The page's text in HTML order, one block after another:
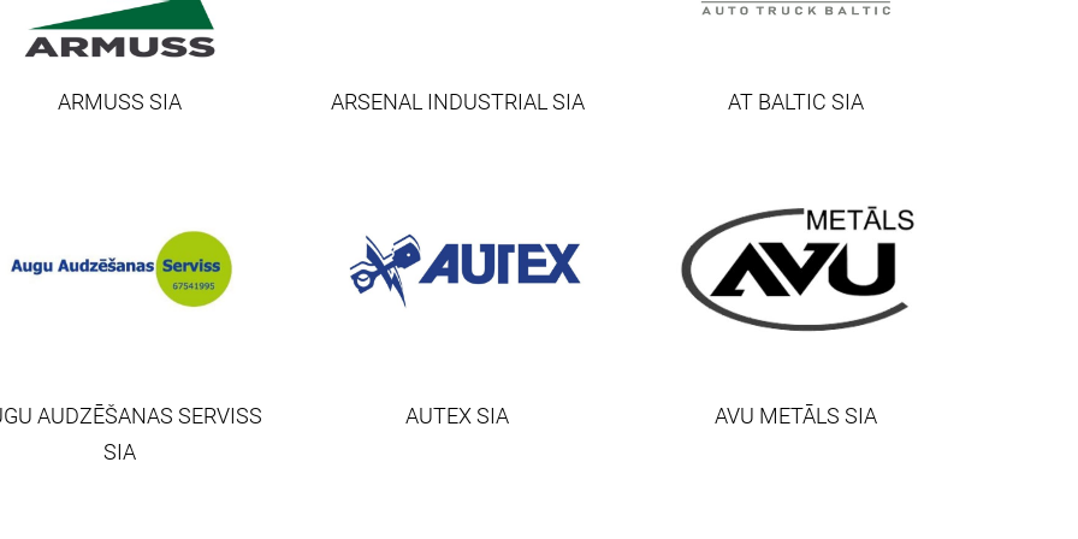
ARMUSS SIA ARSENAL INDUSTRIAL SIA AT BALTIC SIA
AUDZĒŠANAS SERVISS
SIA
AUTEX SIA AVU METĀLS SIA